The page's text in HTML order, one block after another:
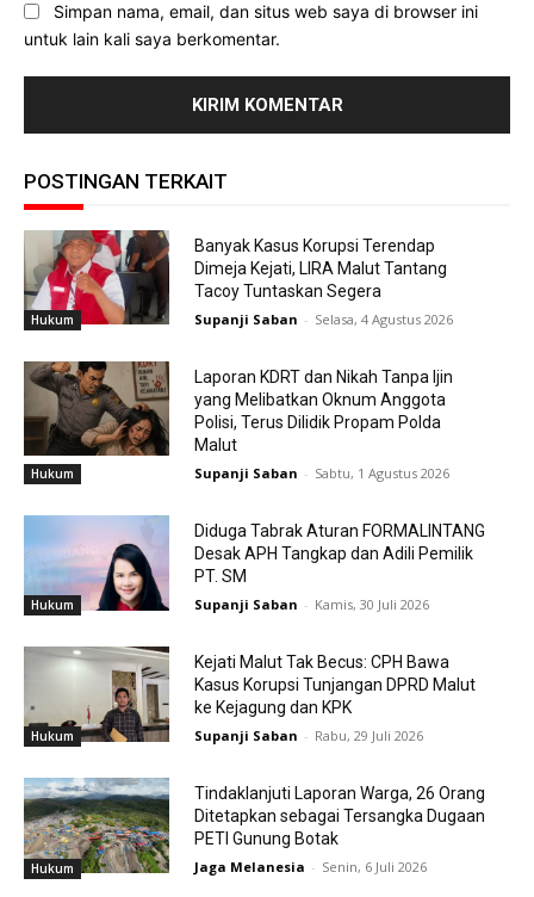
Simpan nama, email, dan situs web saya di browser ini
untuk lain kali saya berkomentar.
POSTINGAN TERKAIT
Hukum
Banyak Kasus Korupsi Terendap
Dimeja Kejati, LIRA Malut Tantang
Tacoy Tuntaskan Segera
Supanji Saban - Selasa, 4 Agustus 2026
Hukum
Laporan KDRT dan Nikah Tanpa Ijin
yang Melibatkan Oknum Anggota
Polisi, Terus Dilidik Propam Polda
Malut
Supanji Saban - Sabtu, 1 Agustus 2026
Hukum
Diduga Tabrak Aturan FORMALINTANG
Desak APH Tangkap dan Adili Pemilik
PT. SM
Supanji Saban - Kamis, 30 Juli 2026
Hukum
Kejati Malut Tak Becus: CPH Bawa
Kasus Korupsi Tunjangan DPRD Malut
ke Kejagung dan KPK
Supanji Saban - Rabu, 29 Juli 2026
Hukum
Tindaklanjuti Laporan Warga, 26 Orang
Ditetapkan sebagai Tersangka Dugaan
PETI Gunung Botak
Jaga Melanesia - Senin, 6 Juli 2026